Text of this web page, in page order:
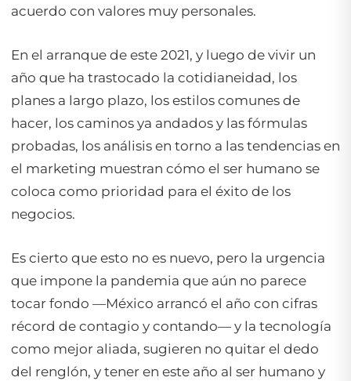
acuerdo con valores muy personales.
En el arranque de este 2021, y luego de vivir un
año que ha trastocado la cotidianeidad, los
planes a largo plazo, los estilos comunes de
hacer, los caminos ya andados y las fórmulas
probadas, los análisis en torno a las tendencias en
el marketing muestran cómo el ser humano se
coloca como prioridad para el éxito de los
negocios.
Es cierto que esto no es nuevo, pero la urgencia
que impone la pandemia que aún no parece
tocar fondo —México arrancó el año con cifras
récord de contagio y contando— y la tecnología
como mejor aliada, sugieren no quitar el dedo
del renglón, y tener en este año al ser humano y